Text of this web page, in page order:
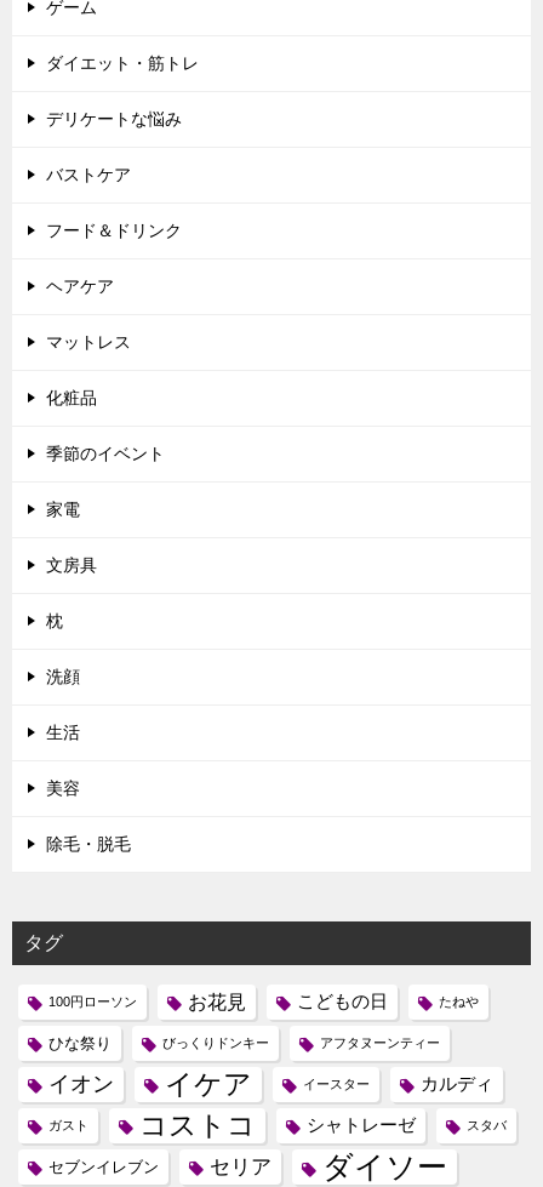
ゲーム
ダイエット・筋トレ
デリケートな悩み
バストケア
フード＆ドリンク
ヘアケア
マットレス
化粧品
季節のイベント
家電
文房具
枕
洗顔
生活
美容
除毛・脱毛
タグ
100円ローソン お花見 こどもの日 たねや
ひな祭り びっくりドンキー アフタヌーンティー
イオン イケア イースター カルディ
ガスト コストコ シャトレーゼ スタバ
セブンイレブン セリア ダイソー